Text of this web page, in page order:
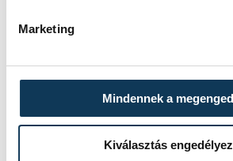
Marketing
Mindennek a
Kiválasztás
Marco Rubio külügyminiszter
ellen 2020 óta vádemelés
Egyesült Államokban, és
Washington, hanem az
számos más ország sem